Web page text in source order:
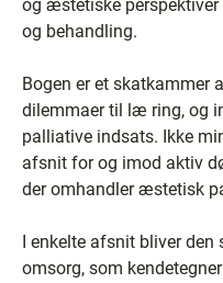
og æstetiske
og behandling.
Bogen er et skatkammer
dilemmaer til læ ring, og
palliative indsats. Ikke
afsnit for og imod aktiv
der omhandler æstetisk
I enkelte afsnit bliver
omsorg, som